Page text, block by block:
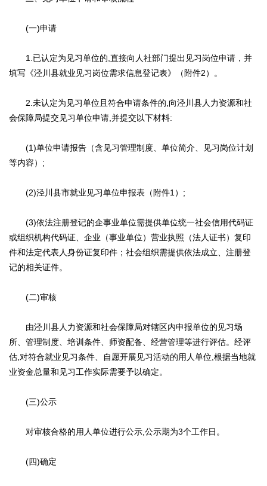
(一)申请
1.已认定为见习单位的,直接向人社部门提出见习岗位申请，并
填写《泾川县就业见习岗位需求信息登记表》（附件2）。
2.未认定为见习单位且符合申请条件的,向泾川县人力资源和社
会保障局提交见习单位申请,并提交以下材料:
(1)单位申请报告（含见习管理制度、单位简介、见习岗位计划
等内容）;
(2)泾川县市就业见习单位申报表（附件1）;
(3)依法注册登记的企事业单位需提供单位统一社会信用代码证
或组织机构代码证、企业（事业单位）营业执照（法人证书）复印
件和法定代表人身份证复印件；社会组织需提供依法成立、注册登
记的相关证件。
(二)审核
由泾川县人力资源和社会保障局对辖区内申报单位的见习场
所、管理制度、培训条件、师资配备、经营管理等进行评估。经评
估,对符合就业见习条件、自愿开展见习活动的用人单位,根据当地就
业资金总量和见习工作实际需要予以确定。
(三)公示
对审核合格的用人单位进行公示,公示期为3个工作日。
(四)确定